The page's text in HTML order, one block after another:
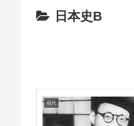
日本史B
現代